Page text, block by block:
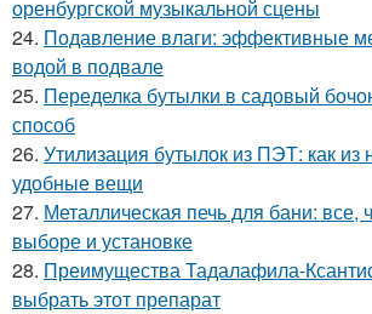
оренбургской музыкальной сцены
24. Подавление влаги: эффективные
водой в подвале
25. Переделка бутылки в садовый
способ
26. Утилизация бутылок из ПЭТ: как из
удобные вещи
27. Металлическая печь для бани: все,
выборе и установке
28. Преимущества Тадалафила-
выбрать этот препарат